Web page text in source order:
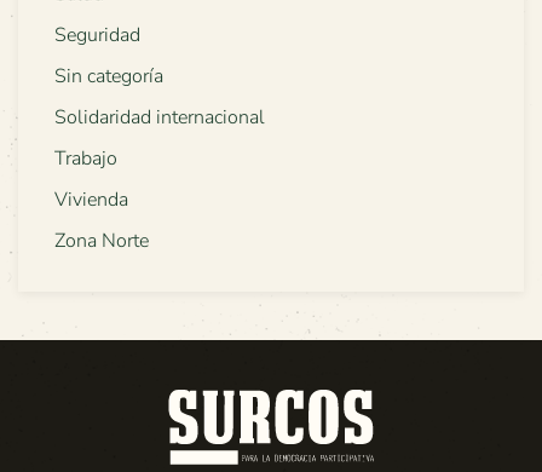
Seguridad
Sin categoría
Solidaridad internacional
Trabajo
Vivienda
Zona Norte